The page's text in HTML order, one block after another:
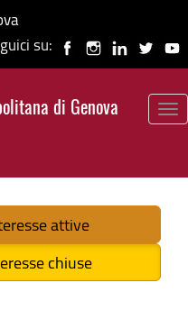
su:
di Genova
attive
chiuse